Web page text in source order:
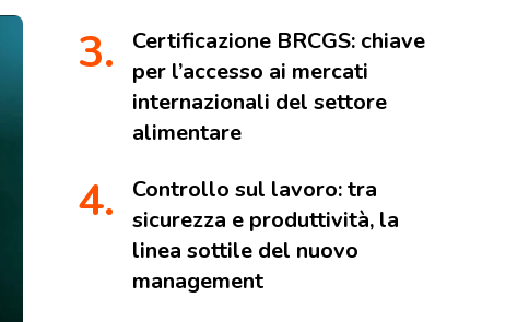
Certificazione BRCGS: chiave
per l’accesso ai mercati
internazionali del settore
alimentare
Controllo sul lavoro: tra
sicurezza e produttività, la
linea sottile del nuovo
management